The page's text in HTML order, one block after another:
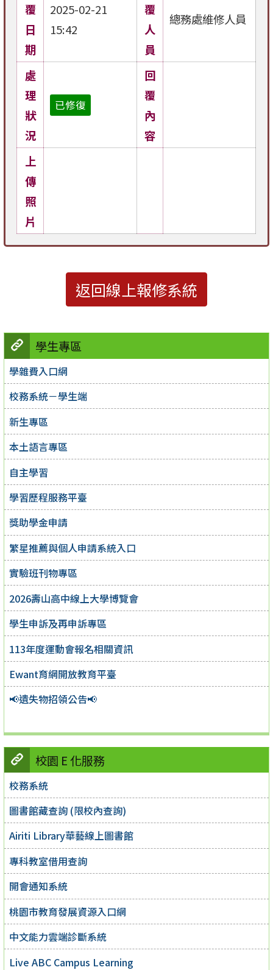
學生專區
學雜費入口網
校務系統－學生端
新生專區
本土語言專區
自主學習
學習歷程服務平臺
獎助學金申請
繁星推薦與個人申請系統入口
實驗班刊物專區
2026壽山高中線上大學博覽會
學生申訴及再申訴專區
113年度運動會報名相關資訊
Ewant育網開放教育平臺
📢遺失物招領公告📢
校園 E 化服務
校務系統
圖書館藏查詢 (限校內查詢)
Airiti Library華藝線上圖書館
專科教室借用查詢
開會通知系統
桃園市教育發展資源入口網
中文能力雲端診斷系統
Live ABC Campus Learning
覆
日
期
2025-02-21
15:42
覆
人
員
總務處維修人員
處
理
狀
況
已修復
回
覆
內
容
上
傳
照
片
返回線上報修系統